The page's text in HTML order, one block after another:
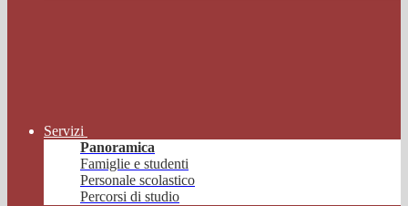
Servizi
Panoramica
Famiglie e studenti
Personale scolastico
Percorsi di studio